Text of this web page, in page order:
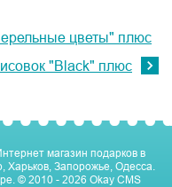
цветы" плюс
"Black" плюс
магазин подарков в
Харьков, Запорожье, Одесса.
© 2010 - 2026 Okay CMS